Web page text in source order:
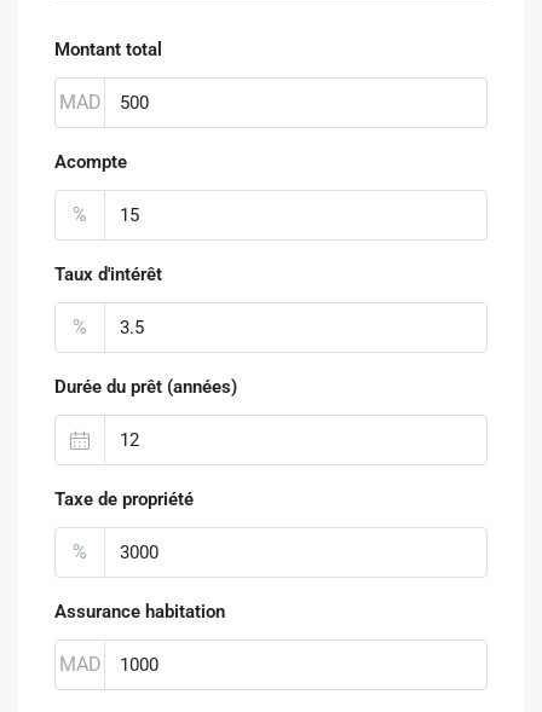
Montant total
MAD
Acompte
%
Taux d'intérêt
%
Durée du prêt (années)
Taxe de propriété
%
Assurance habitation
MAD